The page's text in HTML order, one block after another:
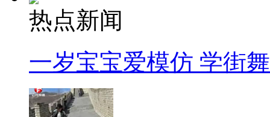
热点新闻
一岁宝宝爱模仿 学街